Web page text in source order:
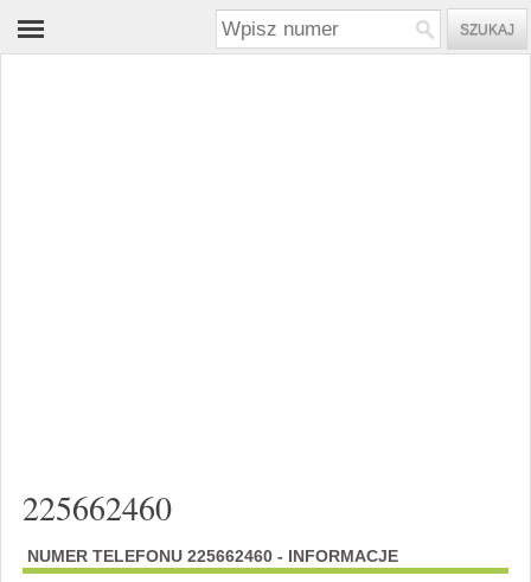
225662460
NUMER TELEFONU 225662460 - INFORMACJE